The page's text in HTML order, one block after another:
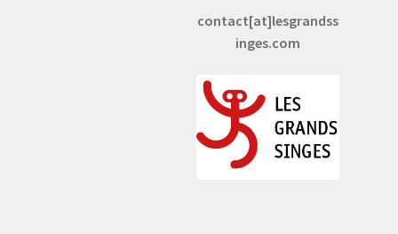
contact[at]lesgrandss
inges.com